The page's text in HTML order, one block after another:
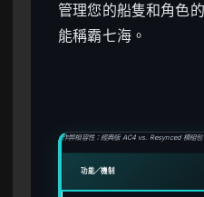
管理您的船隻和角色
能稱霸七海。
作弊相容性：經典版 AC4 vs. Resynced 模組包
功能／機制